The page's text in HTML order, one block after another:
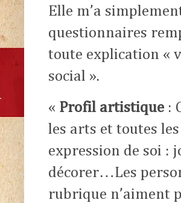
Elle m’a
questionnaires
toute explication «
social ».
« Profil artistique :
les arts et toutes
expression de soi :
décorer…Les
rubrique n’aiment